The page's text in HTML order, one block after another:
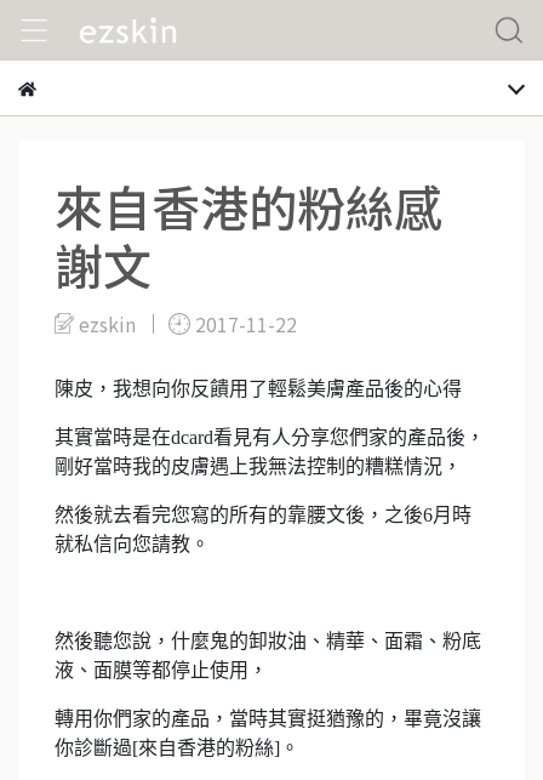
來自香港的粉絲感
謝文
ezskin 2017-11-22
陳皮，我想向你反饋用了輕鬆美膚產品後的心得
其實當時是在dcard看見有人分享您們家的產品後，
剛好當時我的皮膚遇上我無法控制的糟糕情況，
然後就去看完您寫的所有的靠腰文後，之後6月時
就私信向您請教。
然後聽您說，什麼鬼的卸妝油、精華、面霜、粉底
液、面膜等都停止使用，
轉用你們家的產品，當時其實挺猶豫的，畢竟沒讓
你診斷過[來自香港的粉絲]。